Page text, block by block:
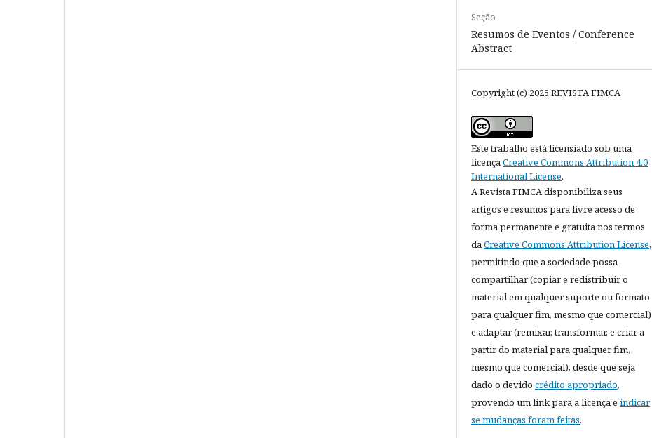
Seção
Resumos de Eventos / Conference
Abstract
Copyright (c) 2025 REVISTA FIMCA
Este trabalho está licensiado sob uma
licença Creative Commons Attribution 4.0
International License.
A Revista FIMCA disponibiliza seus
artigos e resumos para livre acesso de
forma permanente e gratuita nos termos
da Creative Commons Attribution License,
permitindo que a sociedade possa
compartilhar (copiar e redistribuir o
material em qualquer suporte ou formato
para qualquer fim, mesmo que comercial)
e adaptar (remixar, transformar, e criar a
partir do material para qualquer fim,
mesmo que comercial), desde que seja
dado o devido crédito apropriado,
provendo um link para a licença e indicar
se mudanças foram feitas.